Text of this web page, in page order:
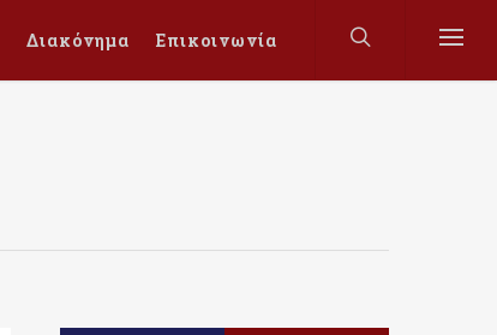
Διακόνημα Επικοινωνία